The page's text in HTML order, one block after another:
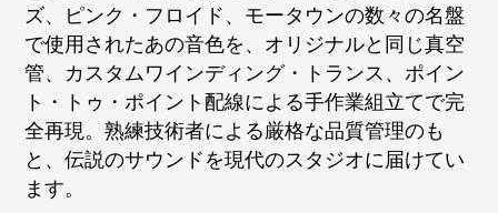
ズ、ピンク・フロイド、モータウンの数々の名盤
で使用されたあの音色を、オリジナルと同じ真空
管、カスタムワインディング・トランス、ポイン
ト・トゥ・ポイント配線による手作業組立てで完
全再現。熟練技術者による厳格な品質管理のも
と、伝説のサウンドを現代のスタジオに届けてい
ます。